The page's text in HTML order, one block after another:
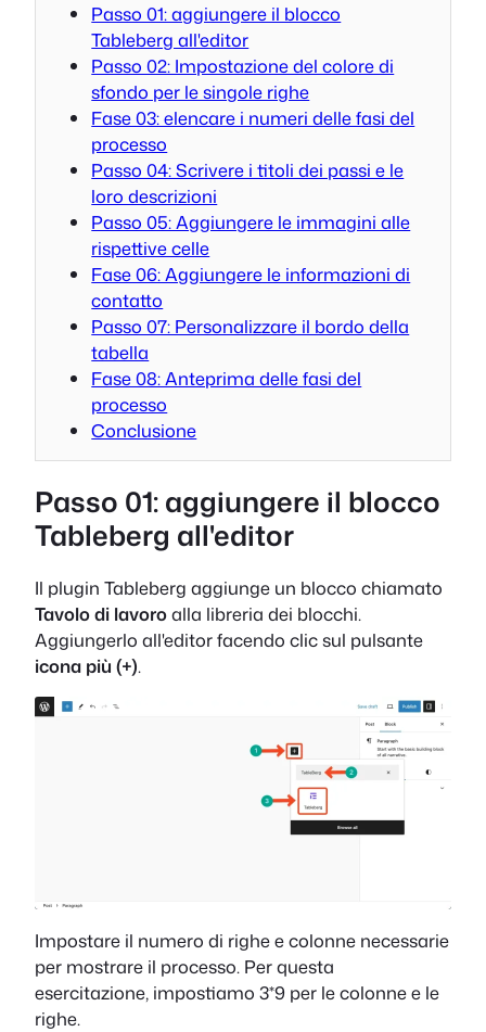
Passo 01: aggiungere il blocco
Tableberg all'editor
Passo 02: Impostazione del colore di
sfondo per le singole righe
Fase 03: elencare i numeri delle fasi del
processo
Passo 04: Scrivere i titoli dei passi e le
loro descrizioni
Passo 05: Aggiungere le immagini alle
rispettive celle
Fase 06: Aggiungere le informazioni di
contatto
Passo 07: Personalizzare il bordo della
tabella
Fase 08: Anteprima delle fasi del
processo
Conclusione
Passo 01: aggiungere il blocco
Tableberg all'editor
Il plugin Tableberg aggiunge un blocco chiamato
Tavolo di lavoroalla libreria dei blocchi.
Aggiungerlo all'editor facendo clic sul pulsante
icona più (+).
Impostare il numero di righe e colonne necessarie
per mostrare il processo. Per questa
esercitazione, impostiamo 3*9 per le colonne e le
righe.